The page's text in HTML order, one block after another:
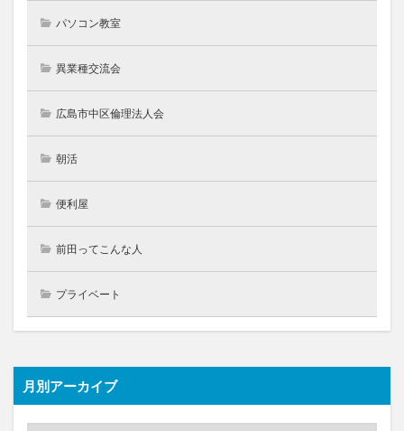
パソコン教室
異業種交流会
広島市中区倫理法人会
朝活
便利屋
前田ってこんな人
プライベート
月別アーカイブ